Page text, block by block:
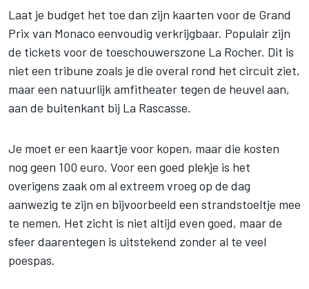
Laat je budget het toe dan zijn kaarten voor de Grand
Prix van Monaco eenvoudig verkrijgbaar. Populair zijn
de tickets voor de toeschouwerszone La Rocher. Dit is
niet een tribune zoals je die overal rond het circuit ziet,
maar een natuurlijk amfitheater tegen de heuvel aan,
aan de buitenkant bij La Rascasse.
Je moet er een kaartje voor kopen, maar die kosten
nog geen 100 euro. Voor een goed plekje is het
overigens zaak om al extreem vroeg op de dag
aanwezig te zijn en bijvoorbeeld een strandstoeltje mee
te nemen. Het zicht is niet altijd even goed, maar de
sfeer daarentegen is uitstekend zonder al te veel
poespas.